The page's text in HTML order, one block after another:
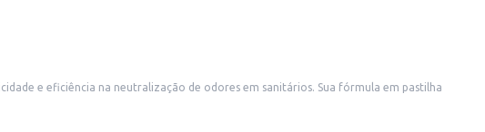
na neutralização de odores em sanitários. Sua fórmula em pastilha